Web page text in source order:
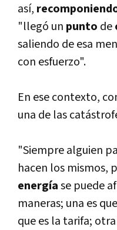
así­,
"llegó un punto de
saliendo de esa
con esfuerzo".
En ese contexto,
una de las
"Siempre alguien
hacen los mismos,
energí­ase puede
maneras; una es
que es la tarifa;